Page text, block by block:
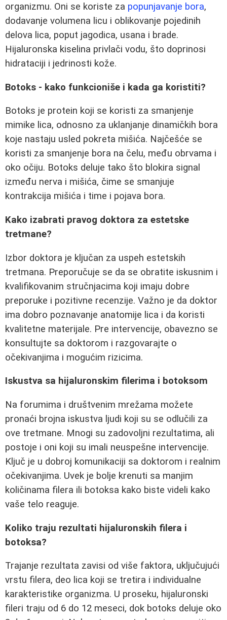
organizmu. Oni se koriste za popunjavanje bora,
dodavanje volumena licu i oblikovanje pojedinih
delova lica, poput jagodica, usana i brade.
Hijaluronska kiselina privlači vodu, što doprinosi
hidrataciji i jedrinosti kože.
Botoks - kako funkcioniše i kada ga koristiti?
Botoks je protein koji se koristi za smanjenje
mimike lica, odnosno za uklanjanje dinamičkih bora
koje nastaju usled pokreta mišića. Najčešće se
koristi za smanjenje bora na čelu, među obrvama i
oko očiju. Botoks deluje tako što blokira signal
između nerva i mišića, čime se smanjuje
kontrakcija mišića i time i pojava bora.
Kako izabrati pravog doktora za estetske
tretmane?
Izbor doktora je ključan za uspeh estetskih
tretmana. Preporučuje se da se obratite iskusnim i
kvalifikovanim stručnjacima koji imaju dobre
preporuke i pozitivne recenzije. Važno je da doktor
ima dobro poznavanje anatomije lica i da koristi
kvalitetne materijale. Pre intervencije, obavezno se
konsultujte sa doktorom i razgovarajte o
očekivanjima i mogućim rizicima.
Iskustva sa hijaluronskim filerima i botoksom
Na forumima i društvenim mrežama možete
pronaći brojna iskustva ljudi koji su se odlučili za
ove tretmane. Mnogi su zadovoljni rezultatima, ali
postoje i oni koji su imali neuspešne intervencije.
Ključ je u dobroj komunikaciji sa doktorom i realnim
očekivanjima. Uvek je bolje krenuti sa manjim
količinama filera ili botoksa kako biste videli kako
vaše telo reaguje.
Koliko traju rezultati hijaluronskih filera i
botoksa?
Trajanje rezultata zavisi od više faktora, uključujući
vrstu filera, deo lica koji se tretira i individualne
karakteristike organizma. U proseku, hijaluronski
fileri traju od 6 do 12 meseci, dok botoks deluje oko